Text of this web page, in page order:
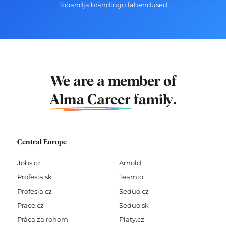
Tööandja brändingu lahendused
We are a member of
Alma Career family.
Central Europe
Jobs.cz
Profesia.sk
Profesia.cz
Prace.cz
Práca za rohom
Arnold
Teamio
Seduo.cz
Seduo.sk
Platy.cz